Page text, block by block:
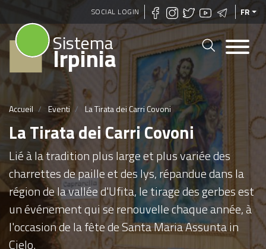
Aller
au
contenu
principal
SOCIAL LOGIN FR
Sistema
Irpinia
Accueil Eventi La Tirata dei Carri Covoni
La Tirata dei Carri Covoni
Lié à la tradition plus large et plus variée des
charrettes de paille et des lys, répandue dans la
région de la vallée d'Ufita, le tirage des gerbes est
un événement qui se renouvelle chaque année, à
l'occasion de la fête de Santa Maria Assunta in
Cielo.